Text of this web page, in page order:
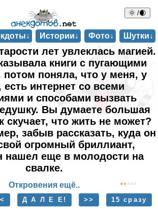
🌞 /🌒
Истории↓ Фото↓ Шутки↓
лет увлеклась магией.
книги с пугающими
поняла, что у меня, у
есть интернет со всеми
и способами вызвать
Вы думаете большая
скучает, что жить не может?
забыв рассказать, куда он
огромный бриллиант,
нашел еще в молодости на
свалке.
Откровения ещё..
Д А Л Е Е! >> 15 сразу